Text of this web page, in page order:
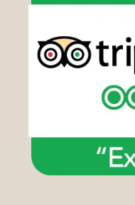
m